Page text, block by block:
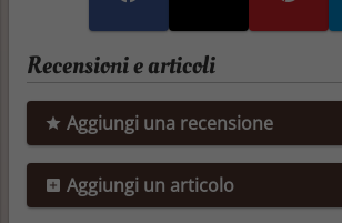
Recensioni e articoli
Aggiungi una recensione
Aggiungi un articolo